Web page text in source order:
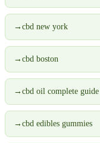
→ cbd new york
→ cbd boston
→ cbd oil complete guide
→ cbd edibles gummies